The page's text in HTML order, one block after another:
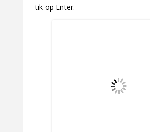
tik op Enter.